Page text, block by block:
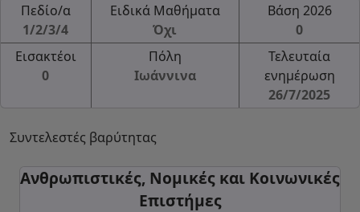
Πεδίο/α
1/2/3/4
Ειδικά Μαθήματα
Όχι
Βάση 2026
0
Εισακτέοι
0
Πόλη
Ιωάννινα
Τελευταία
ενημέρωση
26/7/2025
Συντελεστές βαρύτητας
Ανθρωπιστικές, Νομικές και Κοινωνικές
Επιστήμες